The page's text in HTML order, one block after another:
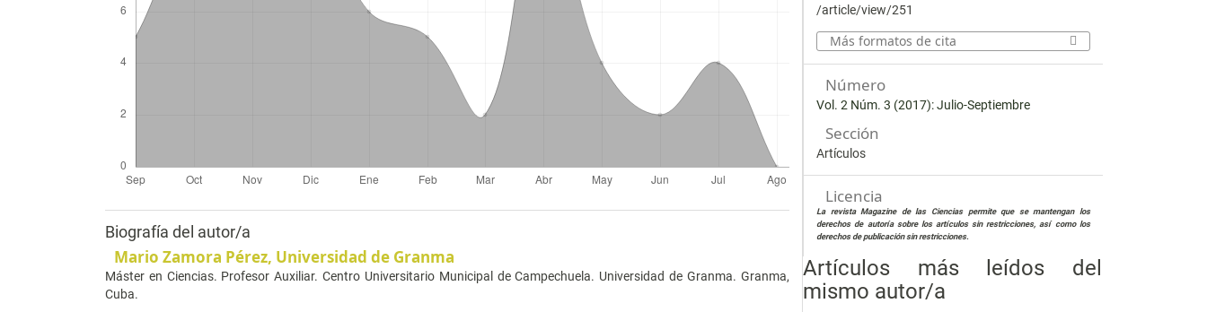
Biografía del autor/a
Mario Zamora Pérez, Universidad de Granma
Máster en Ciencias. Profesor Auxiliar. Centro Universitario Municipal de Campechuela. Universidad de Granma. Granma,
Cuba.
/article/view/251
Más formatos de cita
Número
Vol. 2 Núm. 3 (2017): Julio-Septiembre
Sección
Artículos
Licencia
La revista Magazine de las Ciencias permite que se mantengan los
derechos de autoría sobre los artículos sin restricciones, así como los
derechos de publicación sin restricciones.
Artículos más leídos del
mismo autor/a